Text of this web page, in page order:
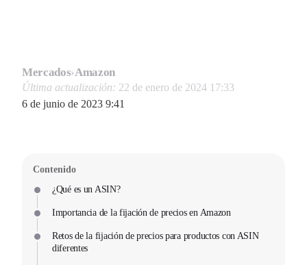
Mercados›Amazon
Última actualización: 22 de enero de 2024 17:33
6 de junio de 2023 9:41
Contenido
¿Qué es un ASIN?
Importancia de la fijación de precios en Amazon
Retos de la fijación de precios para productos con ASIN
diferentes